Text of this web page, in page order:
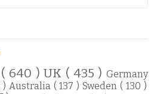
( 640 )UK ( 435 )Germany
) Australia ( 137 )Sweden( 130 )